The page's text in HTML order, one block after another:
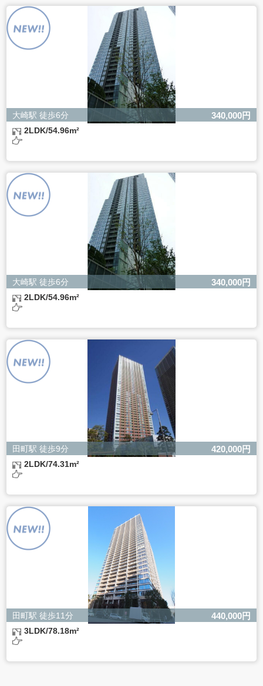
用目的の通知、開示、内容の訂正・追加・削除、利用の停
止または消去、第三者への提供の停止）に関して、下記の
当社問合わせ窓口に申し出ることができます。その際、当
社はお客様ご本人を確認させていただいたうえで、合理的
な間内に対応いたします。
【お問合せ窓口】
株式会社バレッグス 個人情報問合せ窓口
住所 東京都目黒区鷹番2-5-21
電話 03-3794-1115
お問合せメールアドレス privacy@balleggs.co.jp
受付時間：平日10：30～17：00 ※弊社公休日を除く
よるものです。
ただし、必要な項目をいただけない場合、適切な対応がで
きない場合があります。
大崎駅 徒歩6分 340,000円
2LDK/54.96m²
大崎駅 徒歩6分 340,000円
2LDK/54.96m²
田町駅 徒歩9分 420,000円
2LDK/74.31m²
田町駅 徒歩11分 440,000円
3LDK/78.18m²